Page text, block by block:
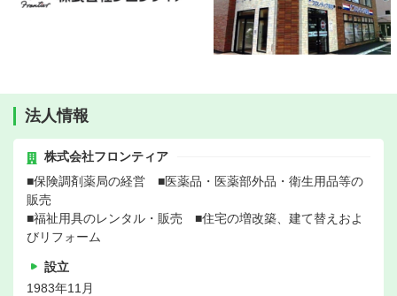
法人情報
株式会社フロンティア
■保険調剤薬局の経営 ■医薬品・医薬部外品・衛生用品等の
販売
■福祉用具のレンタル・販売 ■住宅の増改築、建て替えおよ
びリフォーム
設立
1983年11月